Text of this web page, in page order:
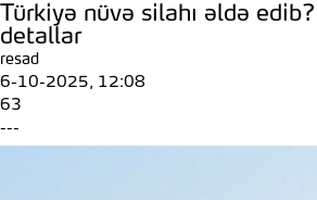
Türkiyə nüvə silahı əldə
detallar
resad
6-10-2025, 12:08
63
---